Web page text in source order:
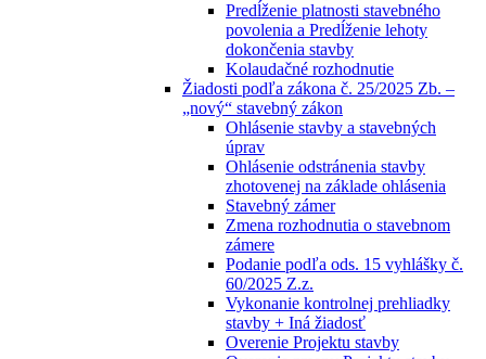
Predĺženie platnosti stavebného
povolenia a Predĺženie lehoty
dokončenia stavby
Kolaudačné rozhodnutie
Žiadosti podľa zákona č. 25/2025 Zb. –
„nový“ stavebný zákon
Ohlásenie stavby a stavebných
úprav
Ohlásenie odstránenia stavby
zhotovenej na základe ohlásenia
Stavebný zámer
Zmena rozhodnutia o stavebnom
zámere
Podanie podľa ods. 15 vyhlášky č.
60/2025 Z.z.
Vykonanie kontrolnej prehliadky
stavby + Iná žiadosť
Overenie Projektu stavby